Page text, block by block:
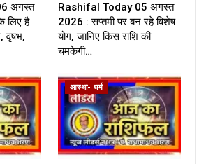
अगस्त
लिए है
वृषभ,
Rashifal Today 05 अगस्त
2026 : सप्तमी पर बन रहे विशेष
योग, जानिए किस राशि की
चमकेगी…
आस्था- धर्म